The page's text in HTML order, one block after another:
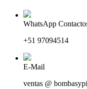
WhatsApp
+51 97094514
E-Mail
ventas @